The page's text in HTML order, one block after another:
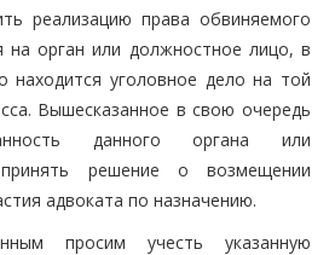
реализацию права обвиняемого
на орган или должностное лицо, в
находится уголовное дело на той
Вышесказанное в свою очередь
данного органа или
решение о возмещении
адвоката по назначению.
просим учесть указанную